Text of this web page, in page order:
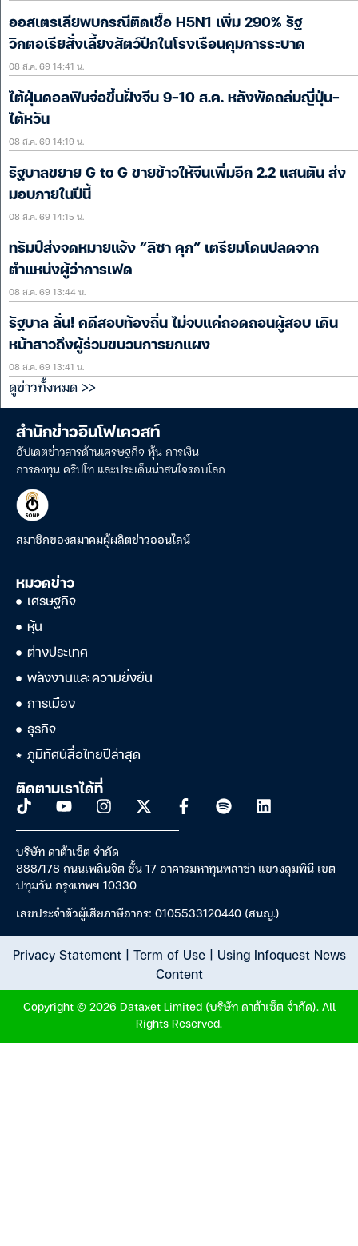
ออสเตรเลียพบกรณีติดเชื้อ H5N1 เพิ่ม 290% รัฐ
วิกตอเรียสั่งเลี้ยงสัตว์ปีกในโรงเรือนคุมการระบาด
08 ส.ค. 69 14:41 น.
ไต้ฝุ่นดอลฟินจ่อขึ้นฝั่งจีน 9-10 ส.ค. หลังพัดถล่มญี่ปุ่น-
ไต้หวัน
08 ส.ค. 69 14:19 น.
รัฐบาลขยาย G to G ขายข้าวให้จีนเพิ่มอีก 2.2 แสนตัน ส่ง
มอบภายในปีนี้
08 ส.ค. 69 14:15 น.
ทรัมป์ส่งจดหมายแจ้ง “ลิซา คุก” เตรียมโดนปลดจาก
ตำแหน่งผู้ว่าการเฟด
08 ส.ค. 69 13:44 น.
รัฐบาล ลั่น! คดีสอบท้องถิ่น ไม่จบแค่ถอดถอนผู้สอบ เดิน
หน้าสาวถึงผู้ร่วมขบวนการยกแผง
08 ส.ค. 69 13:41 น.
ดูข่าวทั้งหมด >>
สำนักข่าวอินโฟเควสท์
อัปเดตข่าวสารด้านเศรษฐกิจ หุ้น การเงิน
การลงทุน คริปโท และประเด็นน่าสนใจรอบโลก
สมาชิกของสมาคมผู้ผลิตข่าวออนไลน์
หมวดข่าว
เศรษฐกิจ
หุ้น
ต่างประเทศ
พลังงานและความยั่งยืน
การเมือง
ธุรกิจ
ภูมิทัศน์สื่อไทยปีล่าสุด
ติดตามเราได้ที่
บริษัท ดาต้าเซ็ต จำกัด
888/178 ถนนเพลินจิต ชั้น 17 อาคารมหาทุนพลาซ่า แขวงลุมพินี เขต
ปทุมวัน กรุงเทพฯ 10330
เลขประจำตัวผู้เสียภาษีอากร: 0105533120440 (สนญ.)
Privacy Statement| Term of Use| Using Infoquest News
Content
Copyright © 2026 Dataxet Limited (บริษัท ดาต้าเซ็ต จำกัด). All
Rights Reserved.